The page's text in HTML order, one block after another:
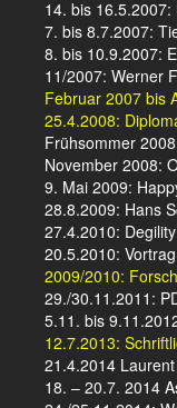
14. bis
7. bis 8.7.2007:
8. bis 10.9.2007:
11/2007: Werner
Februar 2007 bis
25.4.2008:
Frühsommer
November 2008:
9. Mai 2009:
28.8.2009: Hans
27.4.2010:
20.5.2010:
2009/2010:
29./30.11.2011:
5.11. bis
12.7.2013:
21.4.2014
18. – 20.7. 2014